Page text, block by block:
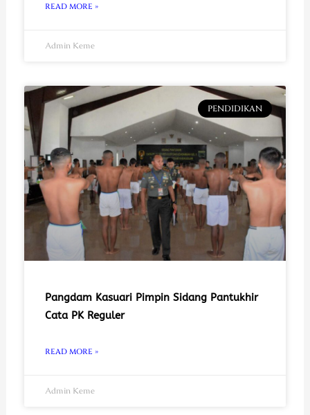
READ MORE »
Admin Keme
PENDIDIKAN
Pangdam Kasuari Pimpin Sidang Pantukhir
Cata PK Reguler
READ MORE »
Admin Keme